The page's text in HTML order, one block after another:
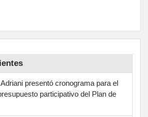
presentó cronograma para el
participativo del Plan de